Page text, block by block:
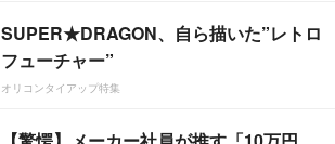
SUPER★DRAGON、自ら描いた”レトロ
フューチャー”
オリコンタイアップ特集